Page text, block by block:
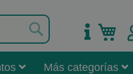
Mi carrito
Más categorías